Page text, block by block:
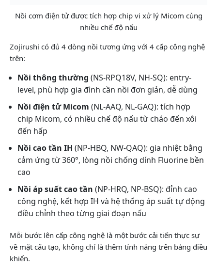
Nồi cơm điện tử được tích hợp chip vi xử lý Micom cùng
nhiều chế độ nấu
Zojirushi có đủ 4 dòng nồi tương ứng với 4 cấp công nghệ
trên:
Nồi thông thường (NS-RPQ18V, NH-SQ): entry-
level, phù hợp gia đình cần nồi đơn giản, dễ dùng
Nồi điện tử Micom (NL-AAQ, NL-GAQ): tích hợp
chip Micom, có nhiều chế độ nấu từ cháo đến xôi
đến hấp
Nồi cao tần IH (NP-HBQ, NW-QAQ): gia nhiệt bằng
cảm ứng từ 360°, lòng nồi chống dính Fluorine bền
cao
Nồi áp suất cao tần (NP-HRQ, NP-BSQ): đỉnh cao
công nghệ, kết hợp IH và hệ thống áp suất tự động
điều chỉnh theo từng giai đoạn nấu
Mỗi bước lên cấp công nghệ là một bước cải tiến thực sự
về mặt cấu tạo, không chỉ là thêm tính năng trên bảng điều
khiển.